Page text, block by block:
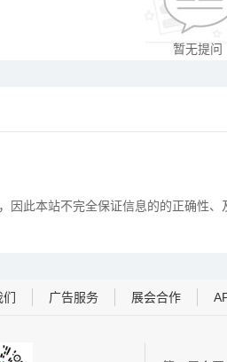
暂无提问
因此本站不完全保证信息的的正确性
们 广告服务 展会合作